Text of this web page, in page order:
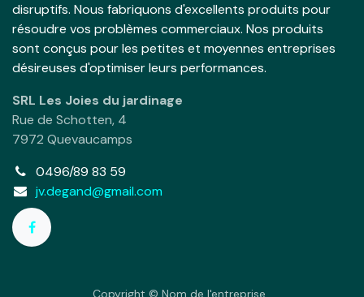
disruptifs. Nous fabriquons d'excellents produits pour
résoudre vos problèmes commerciaux. Nos produits
sont conçus pour les petites et moyennes entreprises
désireuses d'optimiser leurs performances.
SRL Les Joies du jardinage
Rue de Schotten, 4
7972 Quevaucamps
0496/89 83 59
jv.degand@gmail.com
Copyright © Nom de l'entreprise